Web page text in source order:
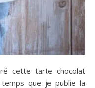
que je publie la